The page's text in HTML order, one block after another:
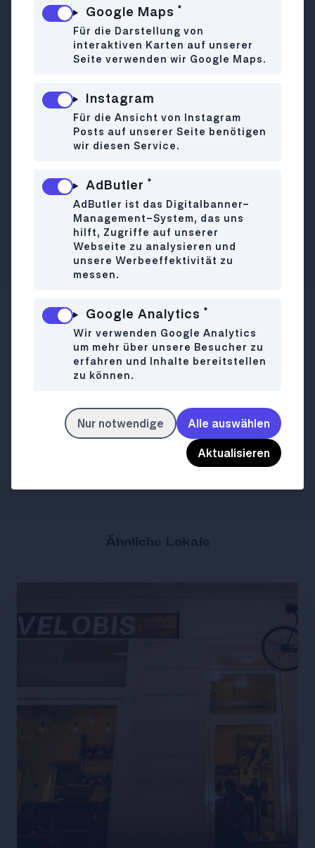
Eine weiße Kuh mit der Aufschrift "Crazy
about Burgers?" kündigts das Lokal
Rinderwahn an. Die Einrichtung ist mit
Holztischen, Ziegelwänden, nackten
Wänden typisch Burgerlokal. Das
Wichtigste jedoch: Die Burger sind
wirklich sehr gut. Der Name klingt für
solide Auswahl an fleischlosen oder ganz
pflanzlichen Optionen. Wie ihr euch
vielleicht denken könnt, ist Fleisch hier
aber schon eher heilig.
WO
1010 Wien
015120996
So
12:00-22:00
rinderwahn.at/de/startseite.html
Google Maps *
Für die Darstellung von
interaktiven Karten auf unserer
Seite verwenden wir Google Maps.
Instagram
Für die Ansicht von Instagram
Posts auf unserer Seite benötigen
wir diesen Service.
AdButler *
AdButler ist das Digitalbanner-
Management-System, das uns
hilft, Zugriffe auf unserer
Webseite zu analysieren und
unsere Werbeeffektivität zu
messen.
Google Analytics *
Wir verwenden Google Analytics
um mehr über unsere Besucher zu
erfahren und Inhalte bereitstellen
zu können.
Nur notwendige Alle auswählen
Aktualisieren